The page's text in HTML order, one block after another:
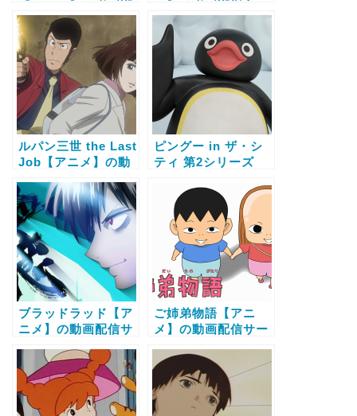
料で全話視聴する方
法
話視聴する方法
ルパン三世 the Last
Job【アニメ】の動
と無料で全話視聴す
る方法
ピングー in ザ・シ
ティ 第2シリーズ
信サービス比較と無
料で全話視聴する方
ブラッドラッド【ア
ニメ】の動画配信サ
全話視聴する方法
ご姉弟物語【アニ
メ】の動画配信サー
話視聴する方法